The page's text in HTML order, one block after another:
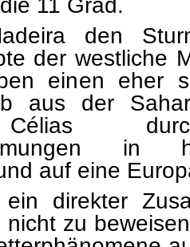
den
der westliche
einen eher
aus der
in
auf eine
direkter
nicht zu